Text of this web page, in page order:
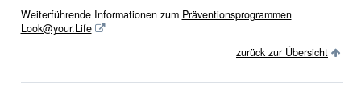
Weiterführende Informationen zum Präventionsprogrammen
Look@your.Life
zurück zur Übersicht